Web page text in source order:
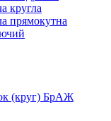
кругла
прямокутна
(круг) БрАЖ